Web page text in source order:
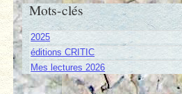
Mots-clés
2025
éditions CRITIC
Mes lectures 2026